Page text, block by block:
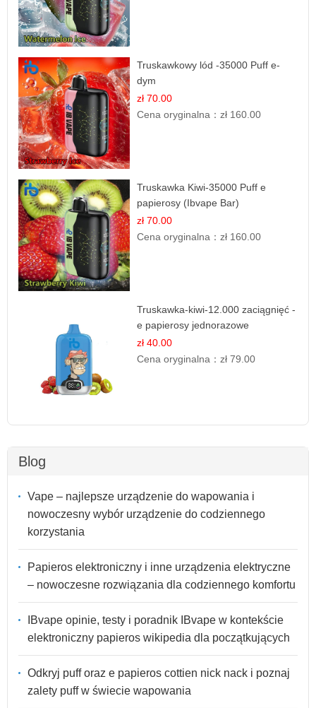
Truskawkowy lód -35000 Puff e-
dym
zł 70.00
Cena oryginalna：zł 160.00
Truskawka Kiwi-35000 Puff e
papierosy (Ibvape Bar)
zł 70.00
Cena oryginalna：zł 160.00
Truskawka-kiwi-12.000 zaciągnięć -
e papierosy jednorazowe
zł 40.00
Cena oryginalna：zł 79.00
Blog
Vape – najlepsze urządzenie do wapowania i
nowoczesny wybór urządzenie do codziennego
korzystania
Papieros elektroniczny i inne urządzenia elektryczne
– nowoczesne rozwiązania dla codziennego komfortu
IBvape opinie, testy i poradnik IBvape w kontekście
elektroniczny papieros wikipedia dla początkujących
Odkryj puff oraz e papieros cottien nick nack i poznaj
zalety puff w świecie wapowania